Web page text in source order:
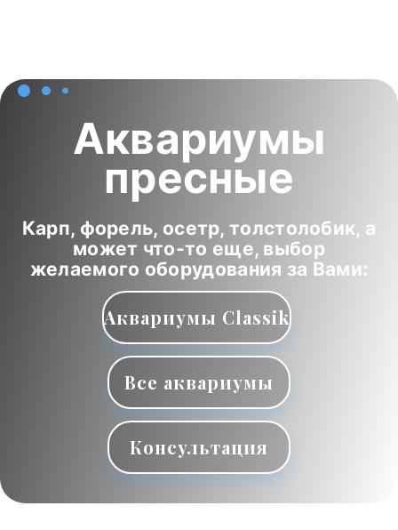
Аквариумы
пресные
Карп, форель, осетр, толстолобик, а
может что-то еще, выбор
желаемого оборудования за Вами:
Аквариумы Classik
Все аквариумы
Консультация